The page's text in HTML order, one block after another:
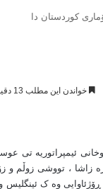
کوردستان دا
خواندن این مطلب 13 دقیقه زمان میبرد
ئیمپراتوریه تی
زاشا ، تووشی زوڵم و
له نێوان وڵاتانی ڕۆژئاوایی وه